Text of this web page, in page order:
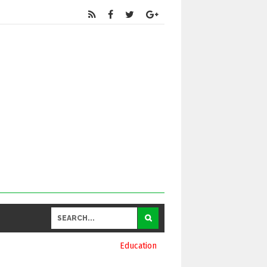
and General Updates కోసం నా వాట్సాప్ నెంబర్